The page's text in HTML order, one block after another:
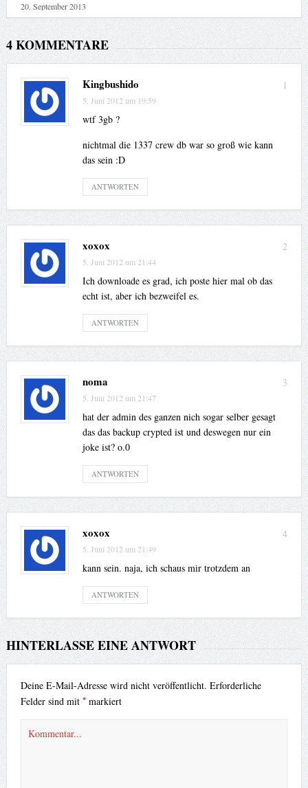
20. September 2013
4 KOMMENTARE
1
Kingbushido
5. Juni 2012 um 19:59
wtf 3gb ?
nichtmal die 1337 crew db war so groß wie kann
das sein :D
ANTWORTEN
2
xoxox
5. Juni 2012 um 21:44
Ich downloade es grad, ich poste hier mal ob das
echt ist, aber ich bezweifel es.
ANTWORTEN
3
noma
5. Juni 2012 um 21:47
hat der admin des ganzen nich sogar selber gesagt
das das backup crypted ist und deswegen nur ein
joke ist? o.0
ANTWORTEN
4
xoxox
5. Juni 2012 um 21:49
kann sein. naja, ich schaus mir trotzdem an
ANTWORTEN
HINTERLASSE EINE ANTWORT
Deine E-Mail-Adresse wird nicht veröffentlicht. Erforderliche
Felder sind mit *markiert